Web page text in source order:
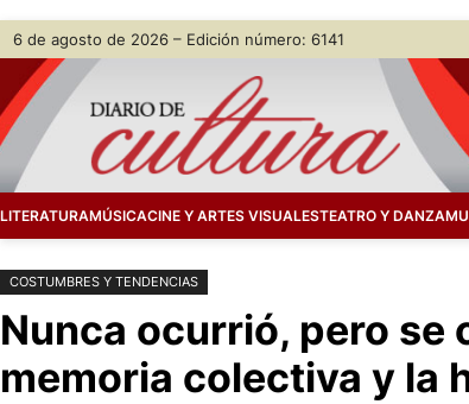
Saltar
contenido
Skip
content
6 de agosto de 2026 – Edición número: 6141
LITERATURAMÚSICACINE Y ARTES VISUALESTEATRO Y DANZA
COSTUMBRES Y TENDENCIAS
Nunca ocurrió, pero se
memoria colectiva y la